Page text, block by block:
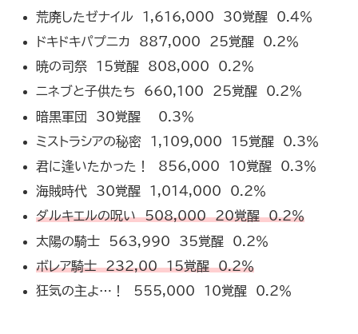
荒廃したゼナイル 1,616,000 30覚醒 0.4％
ドキドキパプニカ 887,000 25覚醒 0.2％
暁の司祭 15覚醒 808,000 0.2％
ニネブと子供たち 660,100 25覚醒 0.2％
暗黒軍団 30覚醒 0.3％
ミストラシアの秘密 1,109,000 15覚醒 0.3％
君に逢いたかった！ 856,000 10覚醒 0.3％
海賊時代 30覚醒 1,014,000 0.2％
ダルキエルの呪い 508,000 20覚醒 0.2％
太陽の騎士 563,990 35覚醒 0.2％
ボレア騎士 232,00 15覚醒 0.2％
狂気の主よ…！ 555,000 10覚醒 0.2％